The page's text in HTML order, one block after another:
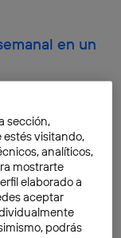
en un
y ciencia
[2024]
sección,
visitando,
analíticos,
mostrarte
elaborado a
aceptar
podrás